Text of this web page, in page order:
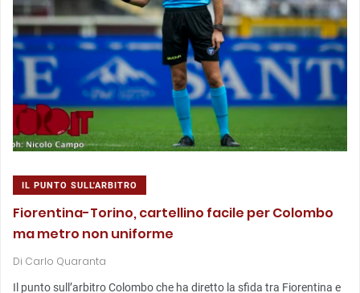
IL PUNTO SULL'ARBITRO
Fiorentina-Torino, cartellino facile per Colombo
ma metro non uniforme
Di Carlo Quaranta
Il punto sull’arbitro Colombo che ha diretto la sfida tra Fiorentina e